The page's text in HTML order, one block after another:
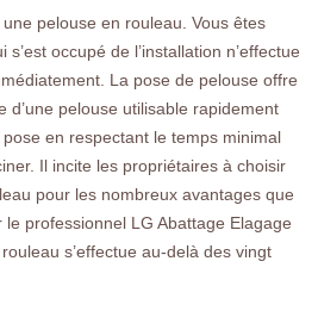
pelouse en rouleau. Vous êtes
occupé de l’installation n’effectue
La pose de pelouse offre
d’une pelouse utilisable rapidement
en respectant le temps minimal
Il incite les propriétaires à choisir
pour les nombreux avantages que
professionnel LG Abattage Elagage
s’effectue au-delà des vingt